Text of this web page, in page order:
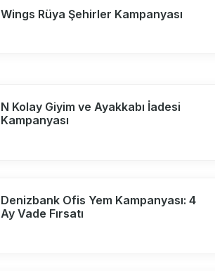
Wings Rüya Şehirler Kampanyası
N Kolay Giyim ve Ayakkabı İadesi
Kampanyası
Denizbank Ofis Yem Kampanyası: 4
Ay Vade Fırsatı